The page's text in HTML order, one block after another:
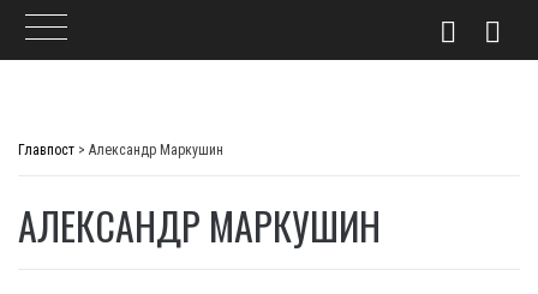
Главпост > Александр Маркушин
АЛЕКСАНДР МАРКУШИН